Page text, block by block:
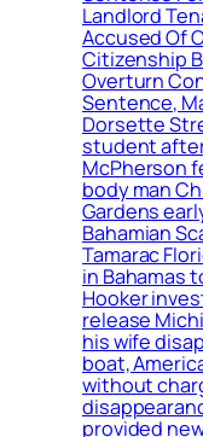
Landlord
Accused Of
Citizenship
Overturn
Sentence,
Dorsette
student
McPherson
body man
Gardens
Bahamian
Tamarac
in Bahamas
Hooker
release
his wife
boat,
without
provided